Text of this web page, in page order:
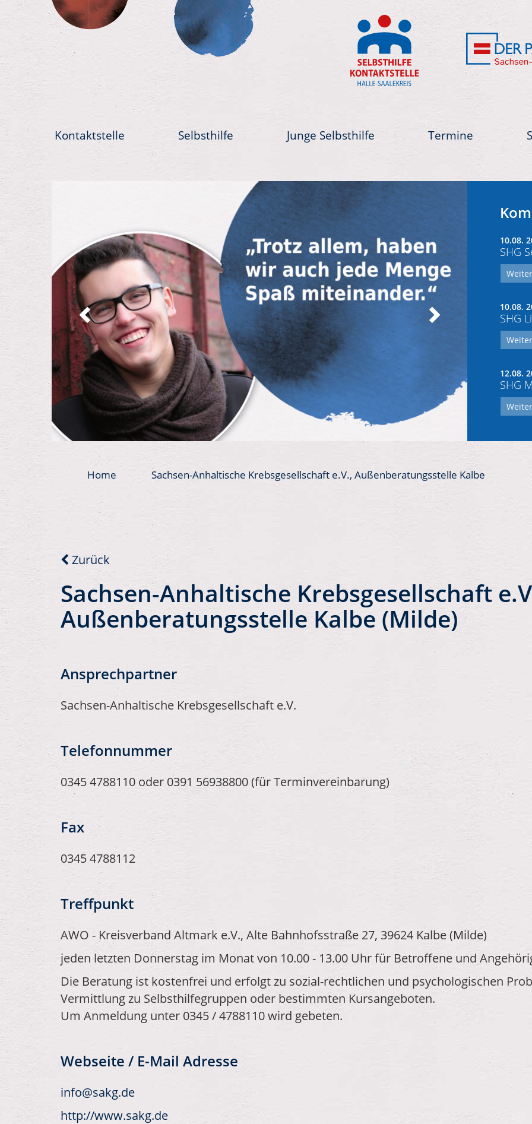
Kontaktstelle Selbsthilfe Junge Selbsthilfe Termine
10.08.
SHG
10.08.
SHG
12.08.
SHG
Home Sachsen-Anhaltische Krebsgesellschaft e.V., Außenberatungsstelle Kalbe
Zurück
Sachsen-Anhaltische Krebsgesellschaft
Außenberatungsstelle Kalbe (Milde)
Ansprechpartner
Sachsen-Anhaltische Krebsgesellschaft e.V.
Telefonnummer
0345 4788110 oder 0391 56938800 (für Terminvereinbarung)
Fax
0345 4788112
Treffpunkt
AWO - Kreisverband Altmark e.V., Alte Bahnhofsstraße 27, 39624 Kalbe (Milde)
jeden letzten Donnerstag im Monat von 10.00 - 13.00 Uhr für Betroffene und
Die Beratung ist kostenfrei und erfolgt zu sozial-rechtlichen und psychologischen
Vermittlung zu Selbsthilfegruppen oder bestimmten Kursangeboten.
Um Anmeldung unter 0345 / 4788110 wird gebeten.
Webseite / E-Mail Adresse
info@sakg.de
http://www.sakg.de